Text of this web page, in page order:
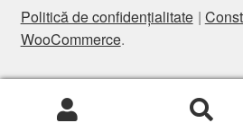
Politică de confidențialitate
WooCommerce.